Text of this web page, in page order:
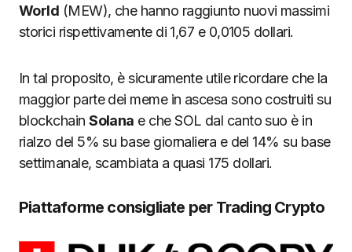
World (MEW), che hanno raggiunto nuovi massimi
storici rispettivamente di 1,67 e 0,0105 dollari.
In tal proposito, è sicuramente utile ricordare che la
maggior parte dei meme in ascesa sono costruiti su
blockchainSolana e che SOL dal canto suo è in
rialzo del 5% su base giornaliera e del 14% su base
settimanale, scambiata a quasi 175 dollari.
Piattaforme consigliate per Trading Crypto